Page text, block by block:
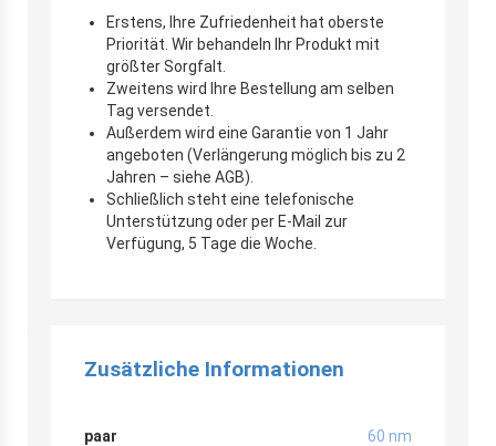
Erstens, Ihre Zufriedenheit hat oberste
Priorität. Wir behandeln Ihr Produkt mit
größter Sorgfalt.
Zweitens wird Ihre Bestellung am selben
Tag versendet.
Außerdem wird eine Garantie von 1 Jahr
angeboten (Verlängerung möglich bis zu 2
Jahren – siehe AGB).
Schließlich steht eine telefonische
Unterstützung oder per E-Mail zur
Verfügung, 5 Tage die Woche.
Zusätzliche Informationen
paar 60 nm